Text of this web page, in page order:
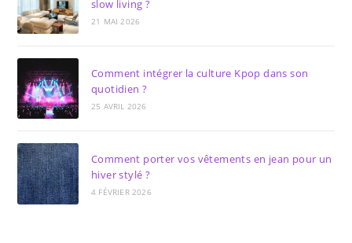
slow living ?
21 MAI 2026
Comment intégrer la culture Kpop dans son
quotidien ?
25 AVRIL 2026
Comment porter vos vêtements en jean pour un
hiver stylé ?
4 FÉVRIER 2026